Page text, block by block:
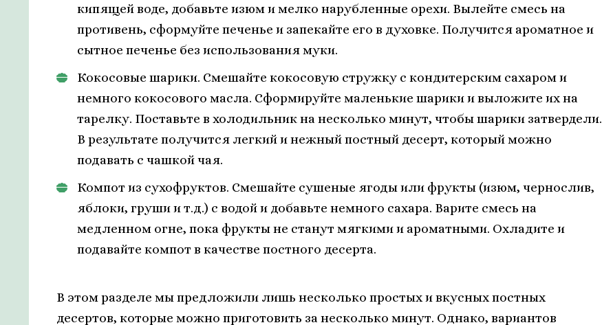
кипящей воде, добавьте изюм и мелко нарубленные орехи. Вылейте смесь на
противень, сформуйте печенье и запекайте его в духовке. Получится ароматное и
сытное печенье без использования муки.
Кокосовые шарики. Смешайте кокосовую стружку с кондитерским сахаром и
немного кокосового масла. Сформируйте маленькие шарики и выложите их на
тарелку. Поставьте в холодильник на несколько минут, чтобы шарики затвердели.
В результате получится легкий и нежный постный десерт, который можно
подавать с чашкой чая.
Компот из сухофруктов. Смешайте сушеные ягоды или фрукты (изюм, чернослив,
яблоки, груши и т.д.) с водой и добавьте немного сахара. Варите смесь на
медленном огне, пока фрукты не станут мягкими и ароматными. Охладите и
подавайте компот в качестве постного десерта.
В этом разделе мы предложили лишь несколько простых и вкусных постных
десертов, которые можно приготовить за несколько минут. Однако, вариантов